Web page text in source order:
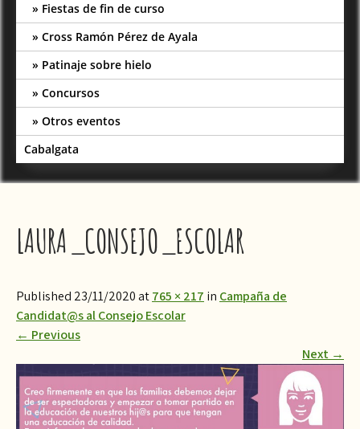
Fiestas de fin de curso
Cross Ramón Pérez de Ayala
Patinaje sobre hielo
Concursos
Otros eventos
Cabalgata
LAURA_CONSEJO_ESCOLAR
Published 23/11/2020 at765 × 217 in Campaña de
Candidat@s al Consejo Escolar
← Previous
Next →